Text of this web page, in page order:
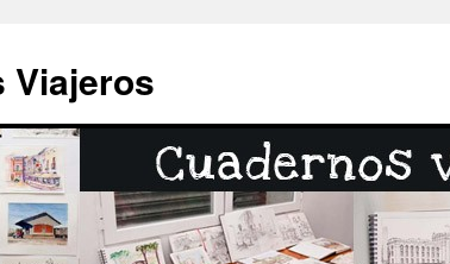
Viajeros